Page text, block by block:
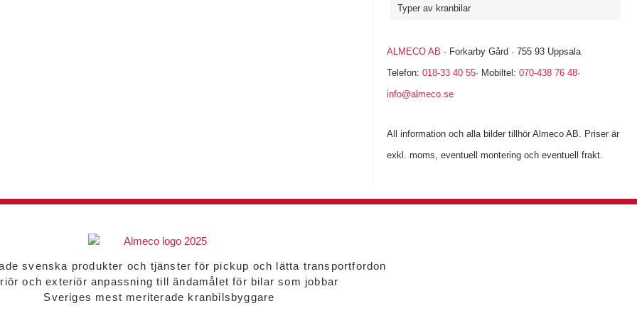
Typer av kranbilar
ALMECO AB · Forkarby Gård · 755 93 Uppsala
Telefon: 018-33 40 55· Mobiltel: 070-438 76 48·
info@almeco.se
All information och alla bilder tillhör Almeco AB. Priser är
exkl. moms, eventuell montering och eventuell frakt.
svenska produkter och tjänster för pickup och lätta transportfordon
och exteriör anpassning till ändamålet för bilar som jobbar
Sveriges mest meriterade kranbilsbyggare